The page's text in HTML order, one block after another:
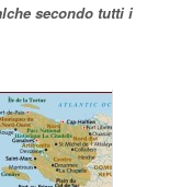
secondo tutti i